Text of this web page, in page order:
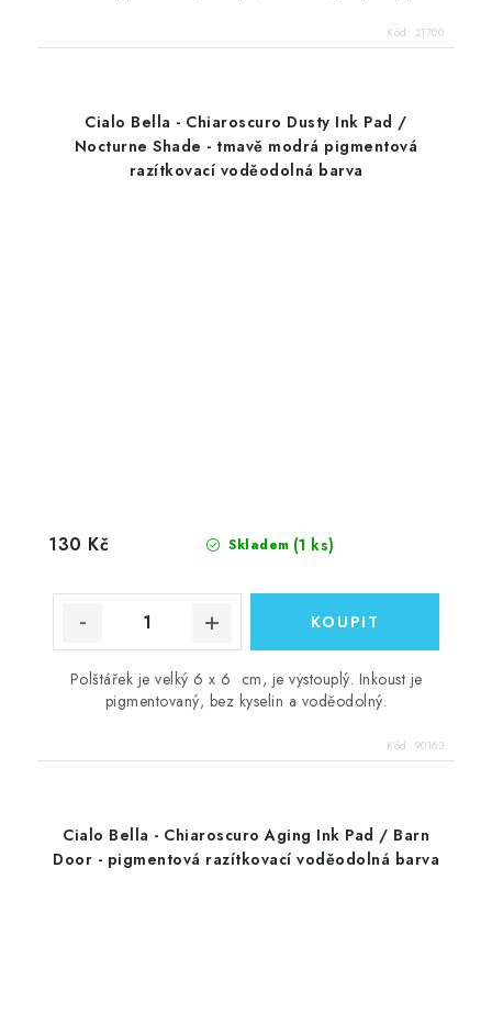
Kód: 21700
Cialo Bella - Chiaroscuro Dusty Ink Pad /
Nocturne Shade - tmavě modrá pigmentová
razítkovací voděodolná barva
Skladem (1 ks)
130 Kč
Polštářek je velký 6 x 6 cm, je vystouplý. Inkoust je
pigmentovaný, bez kyselin a voděodolný.
Kód: 90163
Cialo Bella - Chiaroscuro Aging Ink Pad / Barn
Door - pigmentová razítkovací voděodolná barva